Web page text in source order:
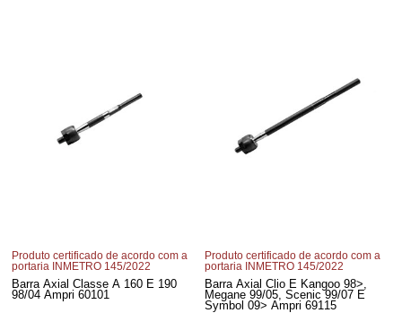
Produto certificado de acordo com a
portaria INMETRO 145/2022
Barra Axial Classe A 160 E 190
98/04 Ampri 60101
Produto certificado de acordo com a
portaria INMETRO 145/2022
Barra Axial Clio E Kangoo 98>,
Megane 99/05, Scenic 99/07 E
Symbol 09> Ampri 69115